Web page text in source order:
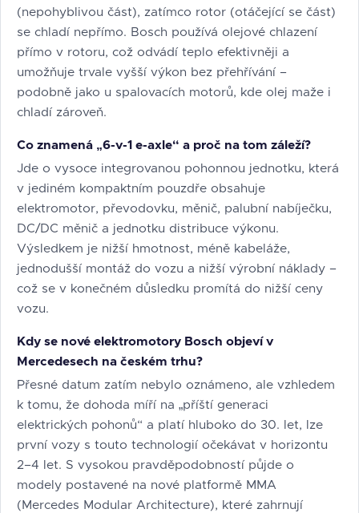
(nepohyblivou část), zatímco rotor (otáčející se část)
se chladí nepřímo. Bosch používá olejové chlazení
přímo v rotoru, což odvádí teplo efektivněji a
umožňuje trvale vyšší výkon bez přehřívání –
podobně jako u spalovacích motorů, kde olej maže i
chladí zároveň.
Co znamená „6-v-1 e-axle“ a proč na tom záleží?
Jde o vysoce integrovanou pohonnou jednotku, která
v jediném kompaktním pouzdře obsahuje
elektromotor, převodovku, měnič, palubní nabíječku,
DC/DC měnič a jednotku distribuce výkonu.
Výsledkem je nižší hmotnost, méně kabeláže,
jednodušší montáž do vozu a nižší výrobní náklady –
což se v konečném důsledku promítá do nižší ceny
vozu.
Kdy se nové elektromotory Bosch objeví v
Mercedesech na českém trhu?
Přesné datum zatím nebylo oznámeno, ale vzhledem
k tomu, že dohoda míří na „příští generaci
elektrických pohonů“ a platí hluboko do 30. let, lze
první vozy s touto technologií očekávat v horizontu
2–4 let. S vysokou pravděpodobností půjde o
modely postavené na nové platformě MMA
(Mercedes Modular Architecture), které zahrnují